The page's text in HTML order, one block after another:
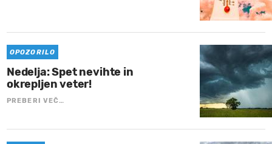
OPOZORILO
Nedelja: Spet nevihte in
okrepljen veter!
PREBERI VEČ…